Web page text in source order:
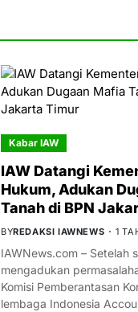
Kabar IAW
IAW Datangi
Hukum, Adukan
Tanah di BPN
BYREDAKSI IAWNEWS 1
IAWNews.com – Setelah
mengadukan
Komisi Pemberantasan
lembaga Indonesia